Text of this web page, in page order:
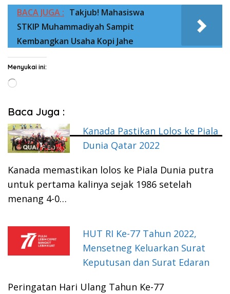
BACA JUGA : Takjub! Mahasiswa
STKIP Muhammadiyah Sampit
Kembangkan Usaha Kopi Jahe
Menyukai ini:
Memuat...
Baca Juga :
Kanada Pastikan Lolos ke Piala
Dunia Qatar 2022
Kanada memastikan lolos ke Piala Dunia putra
untuk pertama kalinya sejak 1986 setelah
menang 4-0…
HUT RI Ke-77 Tahun 2022,
Mensetneg Keluarkan Surat
Keputusan dan Surat Edaran
Peringatan Hari Ulang Tahun Ke-77